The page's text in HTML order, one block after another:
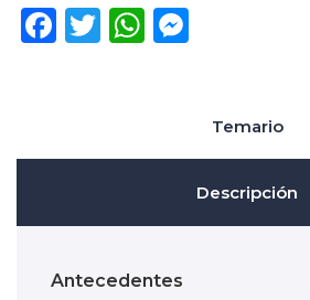
Facebook
TwitterWhatsApp
Temario
Descripción
Antecedentes